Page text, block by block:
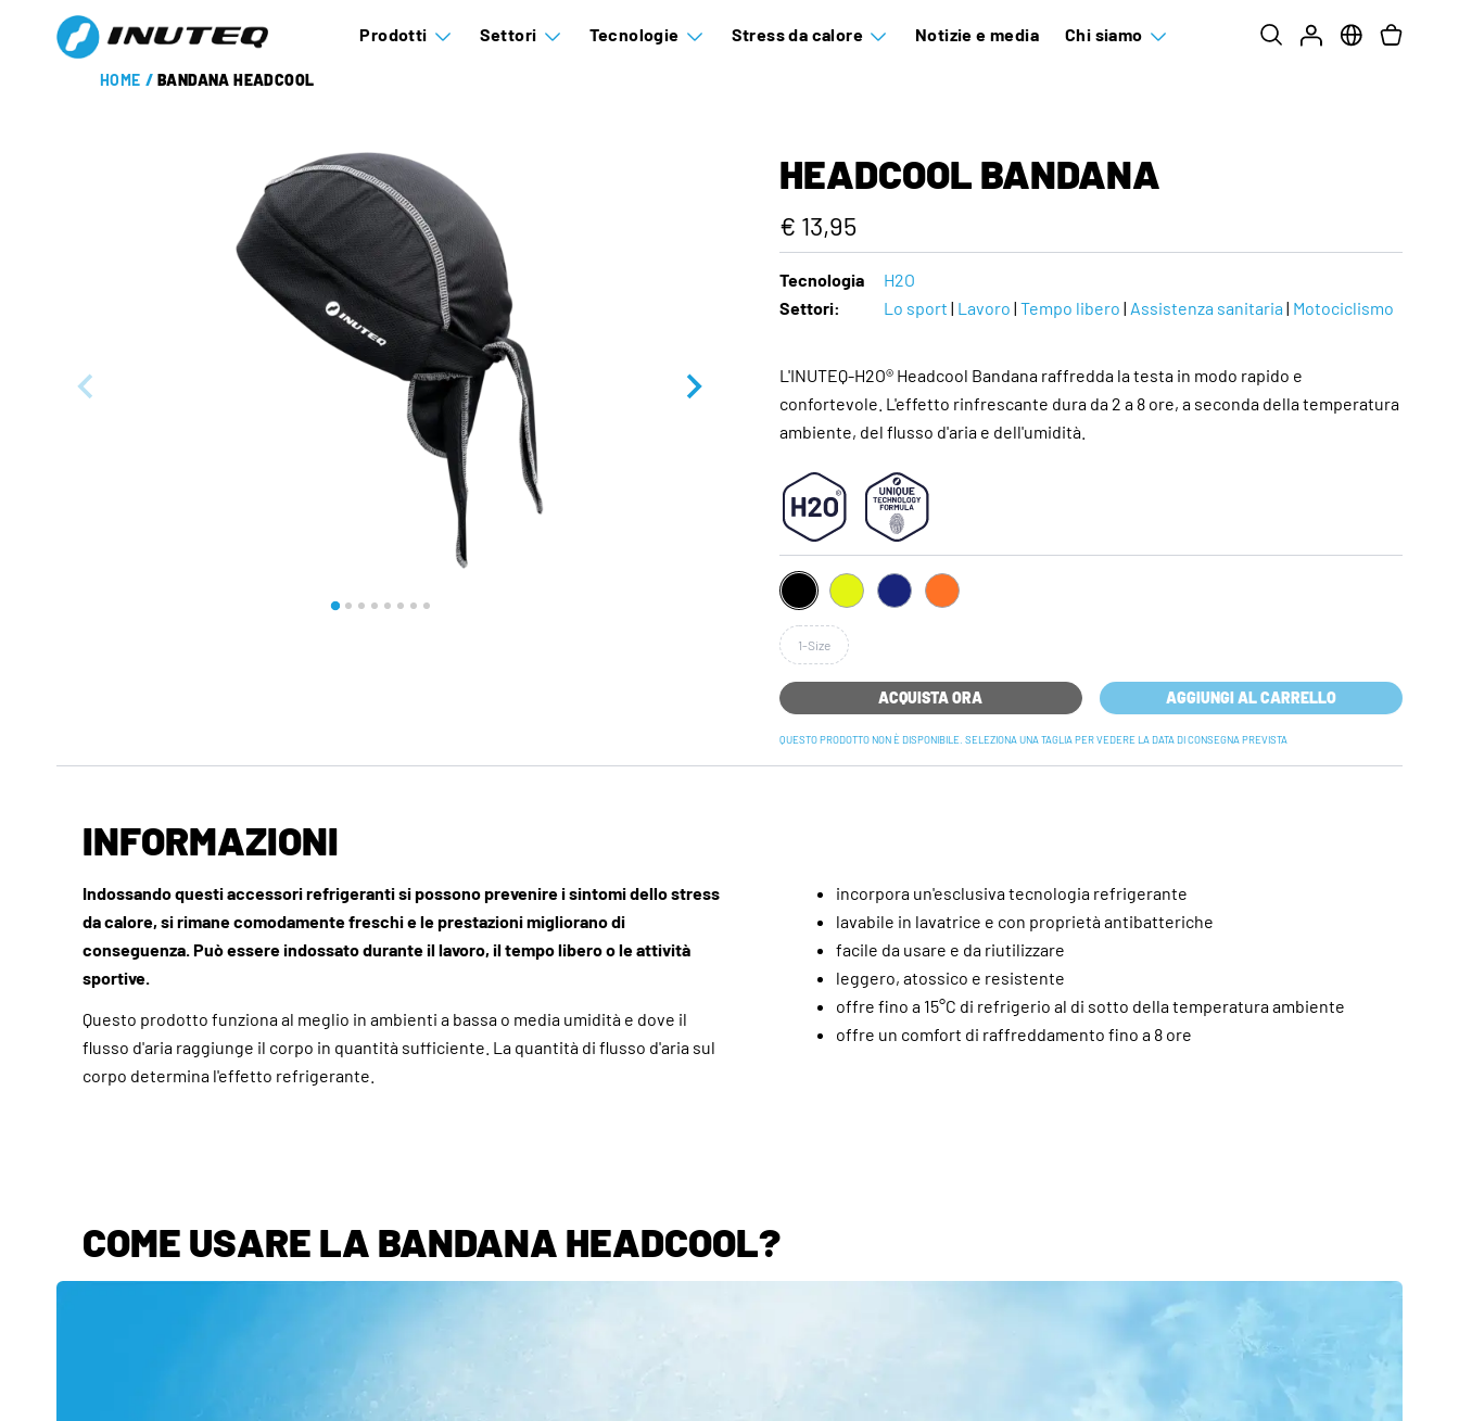
Prodotti Settori Tecnologie Stress da calore Notizie e media Chi siamo
HOME / BANDANA HEADCOOL
HEADCOOL BANDANA
€ 13,95
Tecnologia
H2O
Settori:
Lo sport | Lavoro | Tempo libero | Assistenza sanitaria | Motociclismo
L'INUTEQ-H2O® Headcool Bandana raffredda la testa in modo rapido e
confortevole. L'effetto rinfrescante dura da 2 a 8 ore, a seconda della temperatura
ambiente, del flusso d'aria e dell'umidità.
1-Size
ACQUISTA ORA AGGIUNGI AL CARRELLO
QUESTO PRODOTTO NON È DISPONIBILE. SELEZIONA UNA TAGLIA PER VEDERE LA DATA DI CONSEGNA PREVISTA
INFORMAZIONI
Indossando questi accessori refrigeranti si possono prevenire i sintomi dello stress
da calore, si rimane comodamente freschi e le prestazioni migliorano di
conseguenza. Può essere indossato durante il lavoro, il tempo libero o le attività
sportive.
Questo prodotto funziona al meglio in ambienti a bassa o media umidità e dove il
flusso d'aria raggiunge il corpo in quantità sufficiente. La quantità di flusso d'aria sul
corpo determina l'effetto refrigerante.
incorpora un'esclusiva tecnologia refrigerante
lavabile in lavatrice e con proprietà antibatteriche
facile da usare e da riutilizzare
leggero, atossico e resistente
offre fino a 15°C di refrigerio al di sotto della temperatura ambiente
offre un comfort di raffreddamento fino a 8 ore
COME USARE LA BANDANA HEADCOOL?